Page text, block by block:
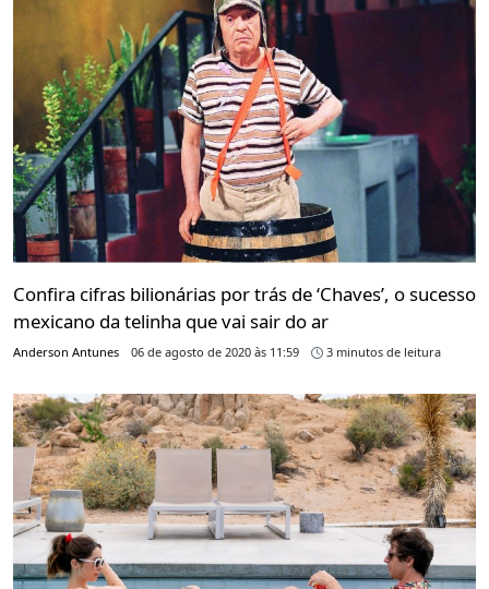
Confira cifras bilionárias por trás de ‘Chaves’, o sucesso
mexicano da telinha que vai sair do ar
Anderson Antunes 06 de agosto de 2020 às 11:59 3 minutos de leitura